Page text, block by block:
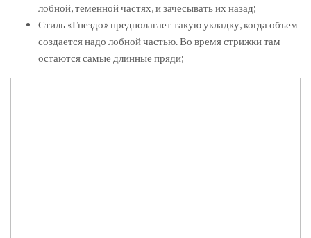
лобной, теменной частях, и зачесывать их назад;
Стиль «Гнездо» предполагает такую укладку, когда объем
создается надо лобной частью. Во время стрижки там
остаются самые длинные пряди;